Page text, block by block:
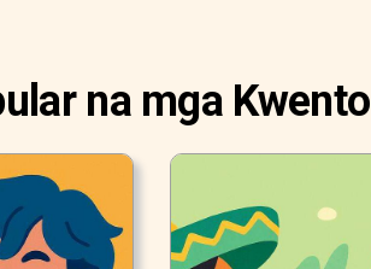
na mga Kwento